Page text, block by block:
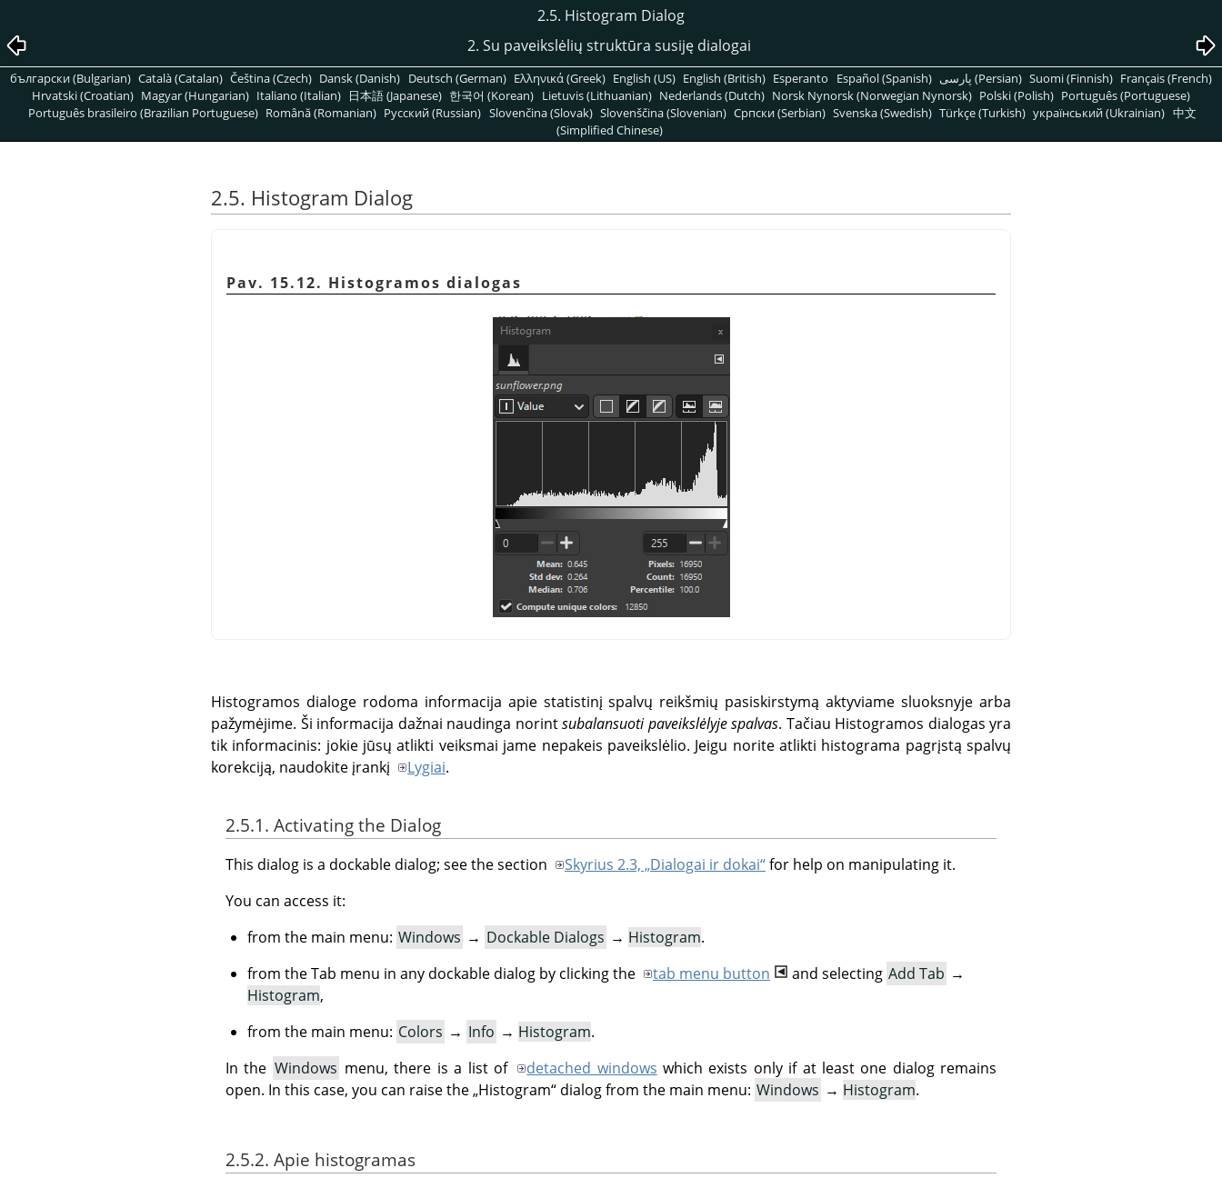
2.5. Histogram Dialog
2. Su paveikslėlių struktūra susiję dialogai
български (Bulgarian) Català (Catalan) Čeština (Czech) Dansk (Danish) Deutsch (German) Ελληνικά (Greek) English (US) English (British) Esperanto Español (Spanish) پارسی (Persian) Suomi (Finnish) Français (French)
Hrvatski (Croatian) Magyar (Hungarian) Italiano (Italian) 日本語 (Japanese) 한국어 (Korean) Lietuvis (Lithuanian) Nederlands (Dutch) Norsk Nynorsk (Norwegian Nynorsk) Polski (Polish) Português (Portuguese)
Português brasileiro (Brazilian Portuguese) Română (Romanian) Pусский (Russian) Slovenčina (Slovak) Slovenščina (Slovenian) Српски (Serbian) Svenska (Swedish) Türkçe (Turkish) український (Ukrainian) 中文
(Simplified Chinese)
2.5. Histogram Dialog
Pav. 15.12. Histogramos dialogas
Histogramos dialoge rodoma informacija apie statistinį spalvų reikšmių pasiskirstymą aktyviame sluoksnyje arba
pažymėjime. Ši informacija dažnai naudinga norintsubalansuoti paveikslėlyje spalvas. Tačiau Histogramos dialogas yra
tik informacinis: jokie jūsų atlikti veiksmai jame nepakeis paveikslėlio. Jeigu norite atlikti histograma pagrįstą spalvų
korekciją, naudokite įrankį
Lygiai.
2.5.1. Activating the Dialog
This dialog is a dockable dialog; see the section Skyrius 2.3, „Dialogai ir dokai“for help on manipulating it.
You can access it:
from the main menu: Windows → Dockable Dialogs → Histogram.
from the Tab menu in any dockable dialog by clicking the
tab menu button and selecting Add Tab →
Histogram,
from the main menu: Colors → Info → Histogram.
In the Windows menu, there is a list of detached windows which exists only if at least one dialog remains
open. In this case, you can raise the„Histogram“ dialog from the main menu: Windows → Histogram.
2.5.2. Apie histogramas